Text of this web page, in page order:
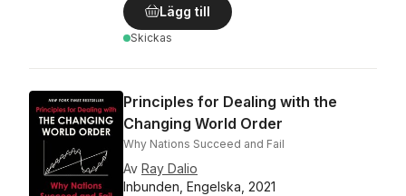
Lägg till
Skickas
Principles for Dealing with the
Changing World Order
Why Nations Succeed and Fail
Av Ray Dalio
Inbunden, Engelska, 2021